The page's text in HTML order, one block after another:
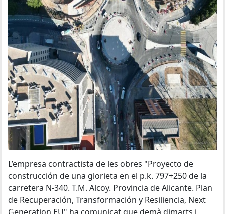
L’empresa contractista de les obres "Proyecto de
construcción de una glorieta en el p.k. 797+250 de la
carretera N-340. T.M. Alcoy. Provincia de Alicante. Plan
de Recuperación, Transformación y Resiliencia, Next